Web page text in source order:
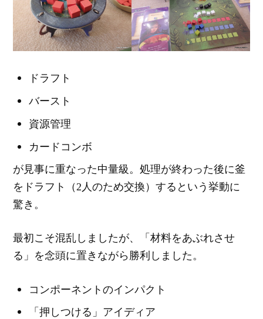
ドラフト
バースト
資源管理
カードコンボ
が見事に重なった中量級。処理が終わった後に釜
をドラフト（2人のため交換）するという挙動に
驚き。
最初こそ混乱しましたが、「材料をあぶれさせ
る」を念頭に置きながら勝利しました。
コンポーネントのインパクト
「押しつける」アイディア